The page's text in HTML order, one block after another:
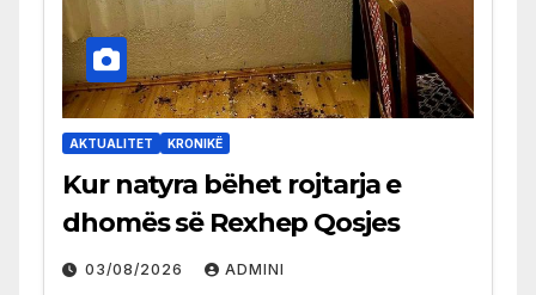
AKTUALITET KRONIKË
Kur natyra bëhet rojtarja e
dhomës së Rexhep Qosjes
03/08/2026 ADMINI